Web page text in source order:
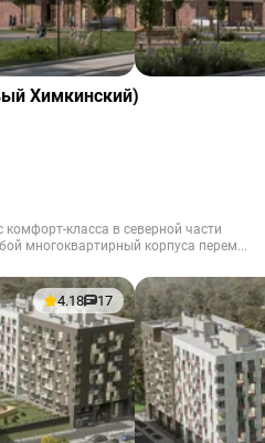
Химкинский)
класса в северной части
многоквартирный корпуса перем...
4.18 17